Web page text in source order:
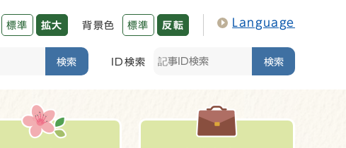
標準 拡大 背景色 標準 反転 Language
検索 ID検索 検索